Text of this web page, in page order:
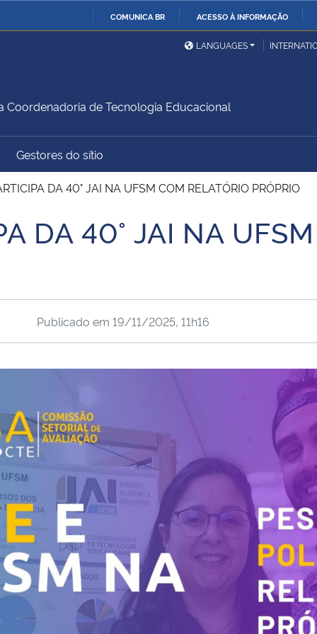
COMUNICA BR ACESSO À INFORMAÇÃO
Ministério da Defesa
Ministério das Relações
Exteriores
Ministério do
Desenvolvimento Regional
União
Advocacia-Geral da União Banco Central do Brasil
LANGUAGES
Coordenadoria de Tecnologia Educacional
Gestores do sítio
DA 40° JAI NA UFSM COM RELATÓRIO PRÓPRIO
DA 40° JAI NA
Publicado em 19/11/2025, 11h16